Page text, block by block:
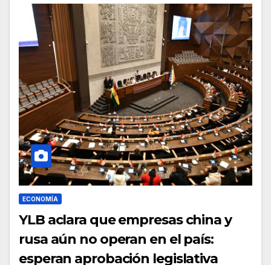
ECONOMÍA
YLB aclara que empresas china y
rusa aún no operan en el país:
esperan aprobación legislativa